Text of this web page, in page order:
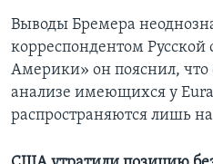
Выводы Бремера
корреспондентом Русской
Америки» он пояснил, что
анализе имеющихся у
распространяются лишь на